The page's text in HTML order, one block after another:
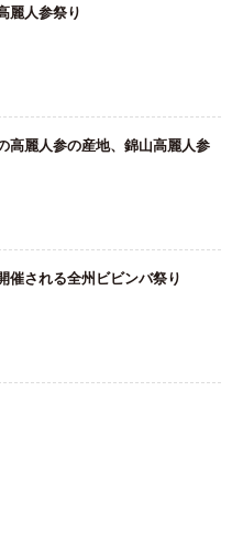
麗人参祭り
高麗人参の産地、錦山高麗人参
催される全州ビビンバ祭り